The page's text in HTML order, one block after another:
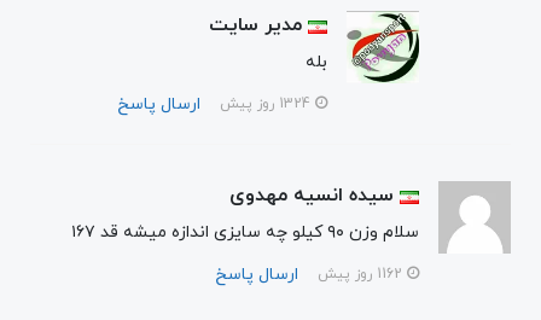
مدیر سایت
بله
ارسال پاسخ
سیده انسیه مهدوی
سلام وزن ۹۰ کیلو چه سایزی اندازه میشه قد ۱۶۷
ارسال پاسخ